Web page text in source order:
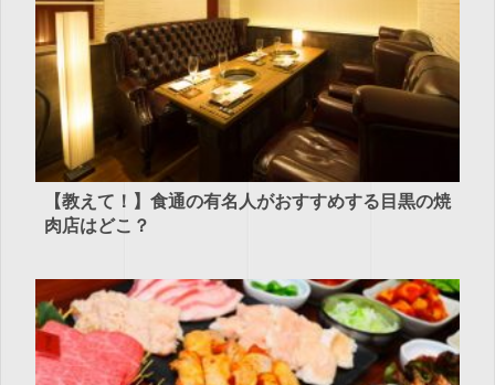
【教えて！】食通の有名人がおすすめする目黒の焼
肉店はどこ？